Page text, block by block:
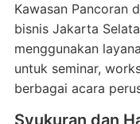
Kawasan Pancoran
bisnis Jakarta
menggunakan
untuk seminar,
berbagai acara
Syukuran dan